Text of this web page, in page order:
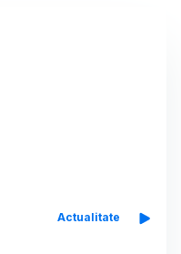
Actualitate